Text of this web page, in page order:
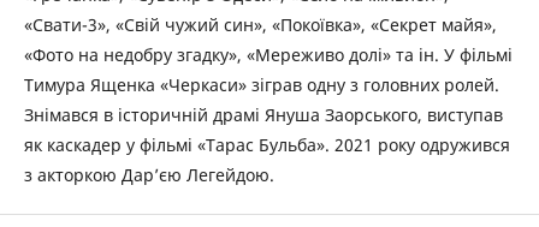
«Свати-3», «Свій чужий син», «Покоївка», «Секрет майя»,
«Фото на недобру згадку», «Мереживо долі» та ін. У фільмі
Тимура Ященка «Черкаси» зіграв одну з головних ролей.
Знімався в історичній драмі Януша Заорського, виступав
як каскадер у фільмі «Тарас Бульба». 2021 року одружився
з акторкою Дар’єю Легейдою.